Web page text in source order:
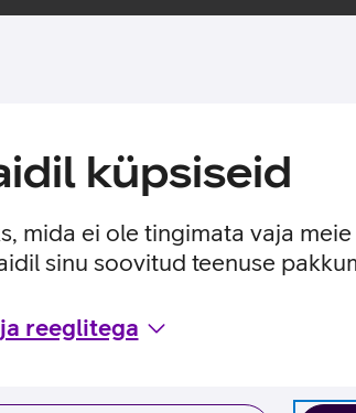
küpsiseid
mida ei ole tingimata vaja
sinu soovitud teenuse
reeglitega